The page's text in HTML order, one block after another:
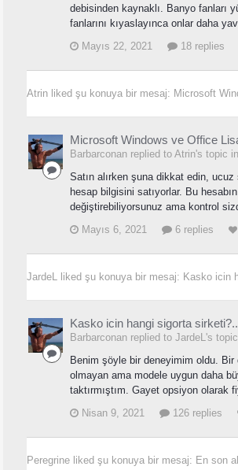
debisinden kaynaklı. Banyo fanları
fanlarını kıyaslayınca onlar daha
Mayıs 22, 2021
18 replies
Atrinliked şu konuya bir mesaj: Microsoft
Microsoft Windows ve Office
Barbarconan replied to Atrin's topic in
Satın alırken şuna dikkat edin,
hesap bilgisini satıyorlar. Bu
değiştirebiliyorsunuz ama kontrol
Mayıs 6, 2021
6 replies
JardeL liked şu konuya bir mesaj: Kasko icin
Kasko icin hangi sigorta sirketi?..
Barbarconan replied to JardeL's
Benim şöyle bir deneyimim oldu.
olmayan ama modele uygun daha
taktırmıştım. Gayet opsiyon olarak
Nisan 9, 2021
126 replies
Peregrineliked şu konuya bir mesaj: En son